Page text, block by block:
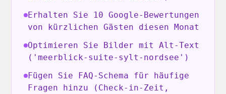
Erhalten Sie 10 Google-Bewertungen
von kürzlichen Gästen diesen Monat
Optimieren Sie Bilder mit Alt-Text
('meerblick-suite-sylt-nordsee')
Fügen Sie FAQ-Schema für häufige
Fragen hinzu (Check-in-Zeit,